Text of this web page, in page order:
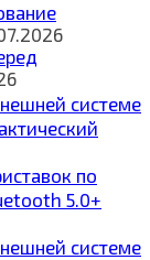
системе
по
5.0+
системе